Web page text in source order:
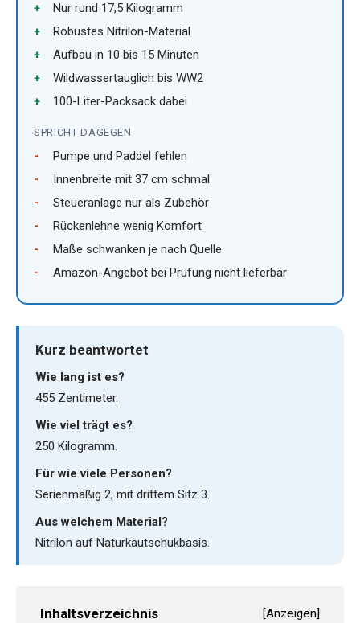
Nur rund 17,5 Kilogramm
Robustes Nitrilon-Material
Aufbau in 10 bis 15 Minuten
Wildwassertauglich bis WW2
100-Liter-Packsack dabei
SPRICHT DAGEGEN
Pumpe und Paddel fehlen
Innenbreite mit 37 cm schmal
Steueranlage nur als Zubehör
Rückenlehne wenig Komfort
Maße schwanken je nach Quelle
Amazon-Angebot bei Prüfung nicht lieferbar
Kurz beantwortet
Wie lang ist es?
455 Zentimeter.
Wie viel trägt es?
250 Kilogramm.
Für wie viele Personen?
Serienmäßig 2, mit drittem Sitz 3.
Aus welchem Material?
Nitrilon auf Naturkautschukbasis.
Inhaltsverzeichnis [Anzeigen]